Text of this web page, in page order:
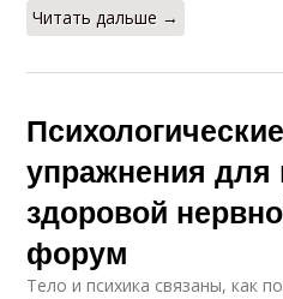
Читать дальше →
упражнения
здоровой
форум
Тело и психика связаны, как